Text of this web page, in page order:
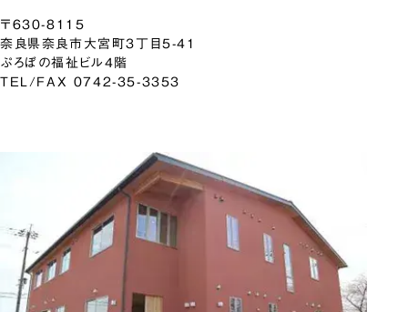
〒630-8115
奈良県奈良市大宮町3丁目5-41
ぷろぼの福祉ビル4階
TEL/FAX 0742-35-3353